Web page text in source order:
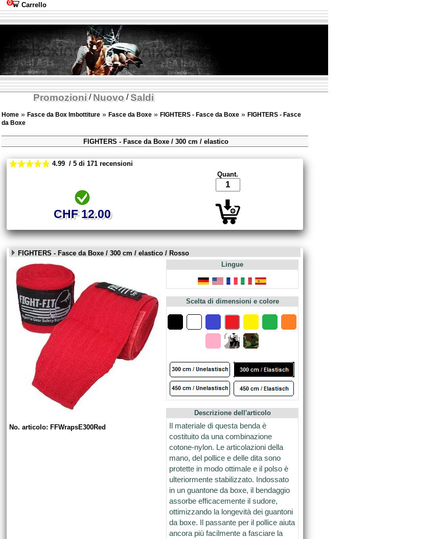
0 Carrello
Promozioni/ Nuovo/Saldi
Home » Fasce da Box Imbottiture » Fasce da Boxe » FIGHTERS - Fasce da Boxe » FIGHTERS - Fasce
da Boxe
FIGHTERS - Fasce da Boxe / 300 cm / elastico
4.99 / 5 di 171 recensioni
CHF 12.00
Quant.
FIGHTERS - Fasce da Boxe / 300 cm / elastico / Rosso
No. articolo: FFWrapsE300Red
Lingue
Scelta di dimensioni e colore
Descrizione dell'articolo
Il materiale di questa benda è
costituito da una combinazione
cotone-nylon. Le articolazioni della
mano, del pollice e delle dita sono
protette in modo ottimale e il polso è
ulteriormente stabilizzato. Indossato
in un guantone da boxe, il bendaggio
assorbe efficacemente il sudore,
ottimizzando la longevità dei guantoni
da boxe. Il passante per il pollice aiuta
ancora più facilmente a fasciare la